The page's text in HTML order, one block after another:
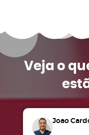
Veja o
Joao